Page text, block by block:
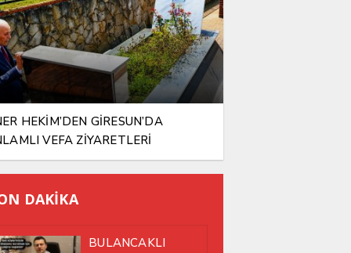
HEKİM’DEN GİRESUN’DA
VEFA ZİYARETLERİ
DAKİKA
BULANCAKLI